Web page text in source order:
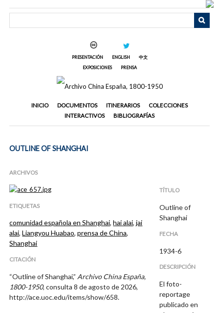
PRESENTACIÓN ENGLISH
中文
EXPOSICIONES
PRENSA
INICIO DOCUMENTOS ITINERARIOS
COLECCIONES
INTERACTIVOS
BIBLIOGRAFÍAS
OUTLINE OF SHANGHAI
ARCHIVOS
ETIQUETAS
comunidad española en Shanghai,hai alai,jai
alai,Liangyou Huabao,prensa de China,
Shanghai
CITACIÓN
“Outline of Shanghai,” Archivo China España,
1800-1950, consulta 8 de agosto de 2026,
http://ace.uoc.edu/items/show/658.
TÍTULO
Outline of
Shanghai
FECHA
1934-6
DESCRIPCIÓN
El foto-
reportage
publicado en